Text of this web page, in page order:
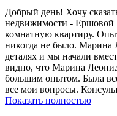
Добрый день! Хочу
недвижимости - Ершовой
комнатную квартиру.
никогда не было. Марина
деталях и мы начали
видно, что Марина
большим опытом. Была
все мои вопросы.
Показать полностью